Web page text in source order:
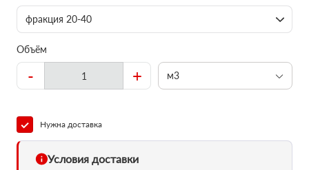
фракция 20-40
Объём
- + м3
Нужна доставка
Условия доставки